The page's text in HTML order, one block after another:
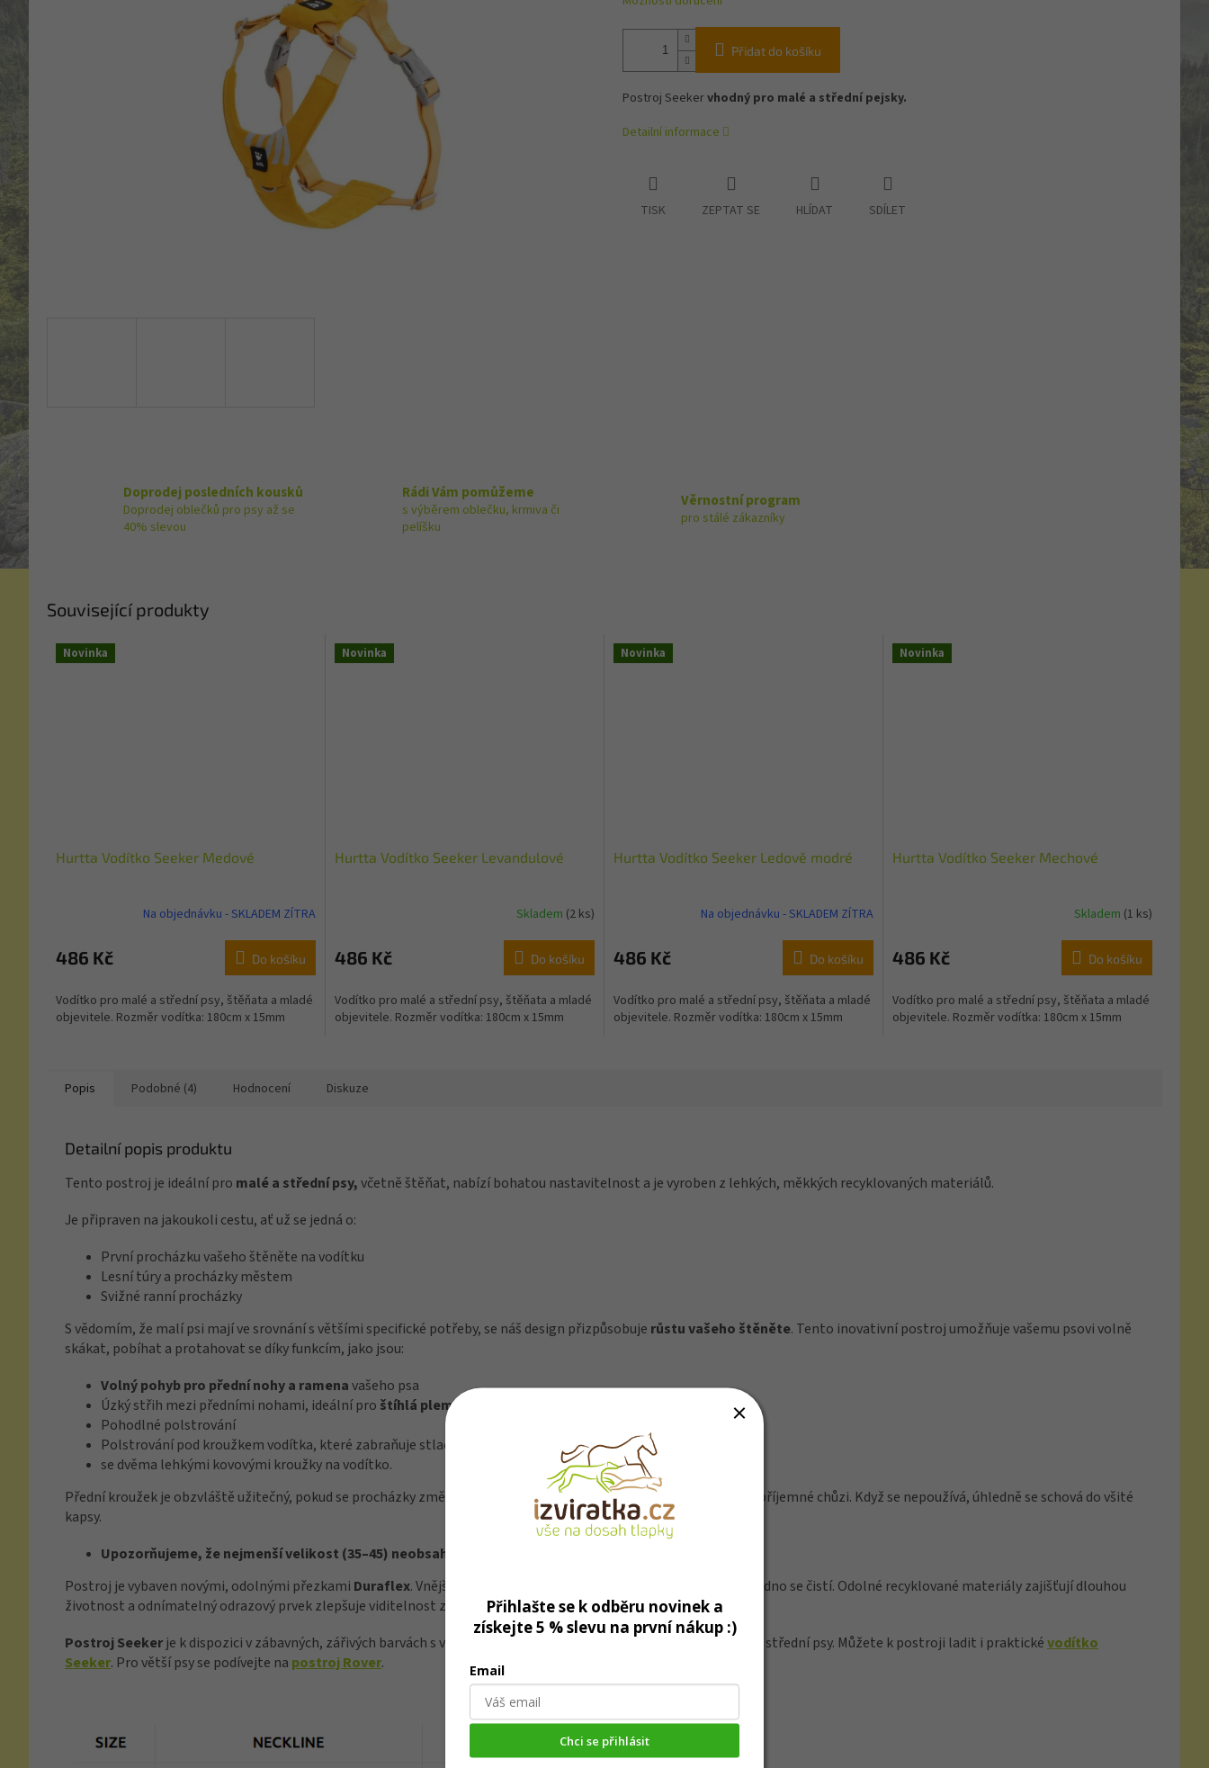
Přidat do košíku
Postroj Seekervhodný pro malé a střední pejsky.
Detailní informace
TISK ZEPTAT SE HLÍDAT SDÍLET
Doprodej posledních kousků
Doprodej oblečků pro psy až se
40% slevou
Rádi Vám pomůžeme
s výběrem oblečku, krmiva či
pelíšku
Věrnostní program
pro stálé zákazníky
Související produkty
Novinka
Hurtta Vodítko Seeker Medové
Na objednávku - SKLADEM ZÍTRA
486 Kč Do košíku
Vodítko pro malé a střední psy, štěňata a mladé
objevitele. Rozměr vodítka: 180cm x 15mm
Novinka
Hurtta Vodítko Seeker Levandulové
Skladem (2 ks)
486 Kč Do košíku
Vodítko pro malé a střední psy, štěňata a mladé
objevitele. Rozměr vodítka: 180cm x 15mm
Novinka
Hurtta Vodítko Seeker Ledově modré
Na objednávku - SKLADEM ZÍTRA
486 Kč Do košíku
Vodítko pro malé a střední psy, štěňata a mladé
objevitele. Rozměr vodítka: 180cm x 15mm
Novinka
Hurtta Vodítko Seeker Mechové
Skladem (1 ks)
486 Kč Do košíku
Vodítko pro malé a střední psy, štěňata a mladé
objevitele. Rozměr vodítka: 180cm x 15mm
Popis Podobné (4) Hodnocení Diskuze
Detailní popis produktu
Tento postroj je ideální pro malé a střední psy,včetně štěňat, nabízí bohatou nastavitelnost a je vyroben z lehkých, měkkých recyklovaných materiálů.
Je připraven na jakoukoli cestu, ať už se jedná o:
První procházku vašeho štěněte na vodítku
Lesní túry a procházky městem
Svižné ranní procházky
S vědomím, že malí psi mají ve srovnání s většími specifické potřeby, se náš design přizpůsobuje růstu vašeho štěněte. Tento inovativní postroj umožňuje vašemu psovi volně
skákat, pobíhat a protahovat se díky funkcím, jako jsou:
Volný pohyb pro přední nohy a ramenavašeho psa
Úzký střih mezi předními nohami, ideální pro štíhlá plemena
Pohodlné polstrování
Polstrování pod kroužkem vodítka, které zabraňuje stlačení nebo odření
se dvěma lehkými kovovými kroužky na vodítko.
Přední kroužek je obzvláště užitečný, pokud se procházky změní v přetahovanou, a pomáhá navádět vašeho psa k příjemné chůzi. Když se nepoužívá, úhledně se schová do všité
kapsy.
Upozorňujeme, že nejmenší velikost (35–45) neobsahuje přední kroužek.
Postroj je vybaven novými, odolnými přezkami Duraflex. Vnější materiál je robustní, certifikovaný
a snadno se čistí. Odolné recyklované materiály zajišťují dlouhou
životnost a odnímatelný odrazový prvek zlepšuje viditelnost za slabého osvětlení.
Postroj Seeker je k dispozici v zábavných, zářivých barvách s velikostní řadou přizpůsobenou speciálně pro malé a střední psy. Můžete k postroji ladit i praktickévodítko
Seeker. Pro větší psy se podívejte na postroj Rover.
Přihlašte se k odběru novinek a
získejte 5 % slevu na první nákup :)
Email
Chci se přihlásit